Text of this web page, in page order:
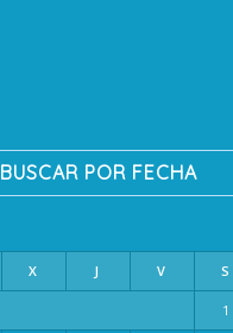
BUSCAR POR FECHA
X J V S
1